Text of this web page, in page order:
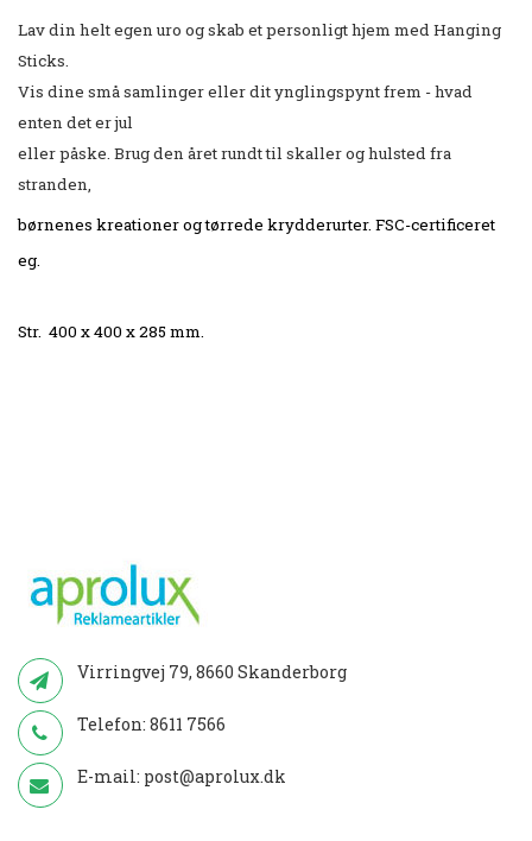
Lav din helt egen uro og skab et personligt hjem med Hanging
Sticks.
Vis dine små samlinger eller dit ynglingspynt frem - hvad
enten det er jul
eller påske. Brug den året rundt til skaller og hulsted fra
stranden,
børnenes kreationer og tørrede krydderurter. FSC-certificeret
eg.
Str. 400 x 400 x 285 mm.
Virringvej 79, 8660 Skanderborg
Telefon: 8611 7566
E-mail: post@aprolux.dk